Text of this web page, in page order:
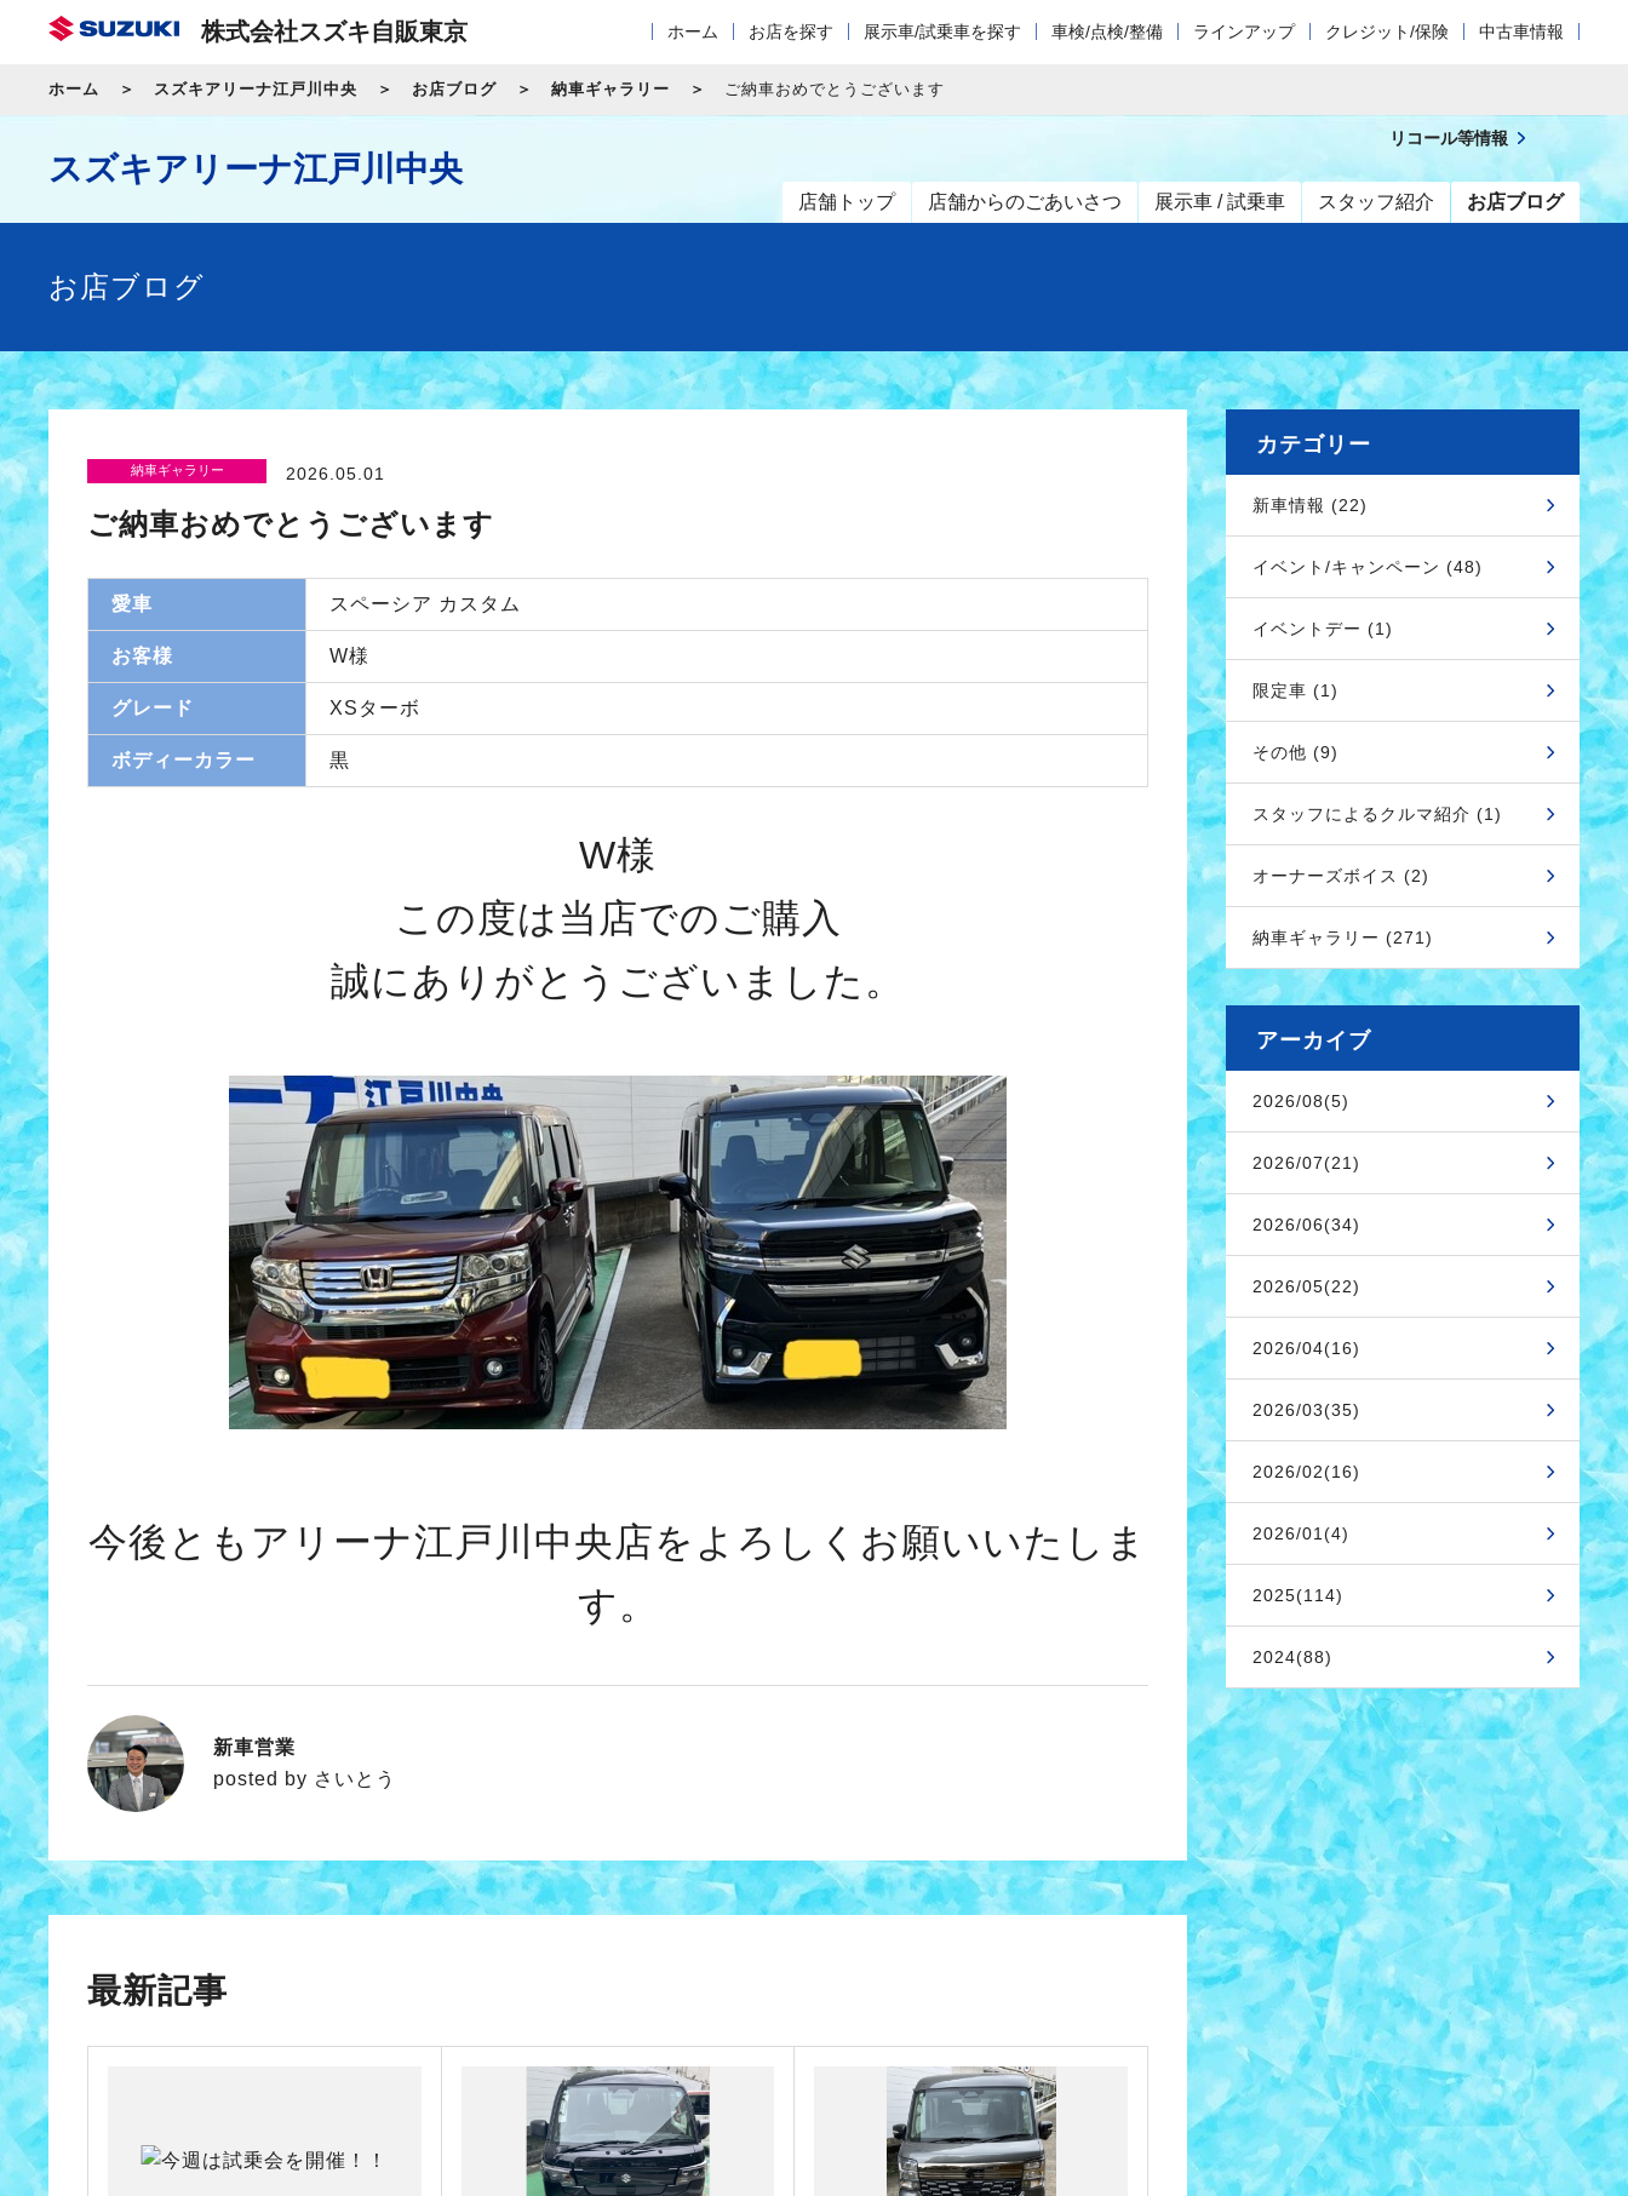
株式会社スズキ自販東京 ホーム お店を探す 展示車/試乗車を探す 車検/点検/整備 ラインアップ クレジット/保険 中古車情報
ホーム スズキアリーナ江戸川中央 お店ブログ 納車ギャラリー ご納車おめでとうございます
スズキアリーナ江戸川中央
店舗トップ 店舗からのごあいさつ 展示車 / 試乗車 スタッフ紹介 お店ブログ
リコール等情報
お店ブログ
納車ギャラリー 2026.05.01
ご納車おめでとうございます
愛車 スペーシア カスタム
お客様 W様
グレード XSターボ
ボディーカラー 黒
W様
この度は当店でのご購入
誠にありがとうございました。
今後ともアリーナ江戸川中央店をよろしくお願いいたしま
す。
さいとう
新車営業
posted by さいとう
最新記事
カテゴリー
新車情報 (22)
イベント/キャンペーン (48)
イベントデー (1)
限定車 (1)
その他 (9)
スタッフによるクルマ紹介 (1)
オーナーズボイス (2)
納車ギャラリー (271)
アーカイブ
2026/08(5)
2026/07(21)
2026/06(34)
2026/05(22)
2026/04(16)
2026/03(35)
2026/02(16)
2026/01(4)
2025(114)
2024(88)